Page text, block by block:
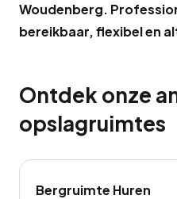
Woudenberg.
bereikbaar, flexibel en
Ontdek onze
opslagruimtes
Bergruimte Huren